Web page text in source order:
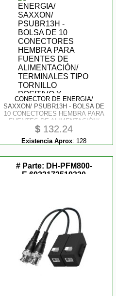
CONECTOR DE ENERGIA/
SAXXON/ PSUBR13H - BOLSA DE
10 CONECTORES HEMBRA PARA
FUENTES DE ALIMENTACIÓN/
TERMINALES TIPO TORNILLO
POSITIVO Y NEGATIVO/
RESISTENTE A LA OXIDACIÓN
$ 132.24
Existencia Aprox: 128
# Parte: DH-PFM800-
E,6923172519320